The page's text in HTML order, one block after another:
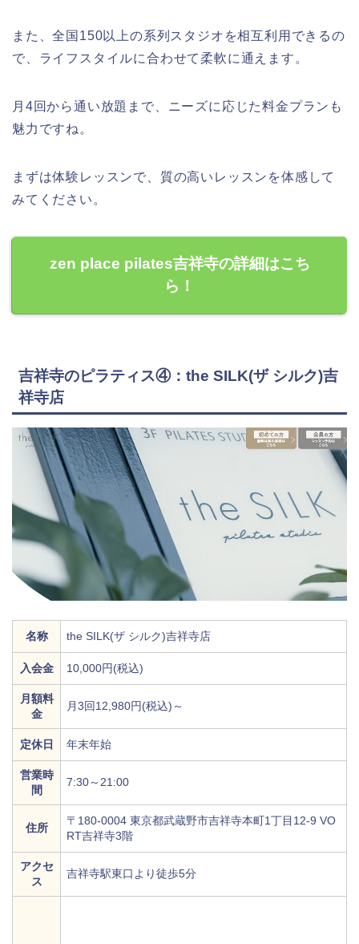
また、全国150以上の系列スタジオを相互利用できるの
で、ライフスタイルに合わせて柔軟に通えます。
月4回から通い放題まで、ニーズに応じた料金プランも
魅力ですね。
まずは体験レッスンで、質の高いレッスンを体感して
みてください。
zen place pilates吉祥寺の詳細はこち
ら！
吉祥寺のピラティス④：the SILK(ザ シルク)吉
祥寺店
名称 the SILK(ザ シルク)吉祥寺店
入会金 10,000円(税込)
月額料
金
月3回12,980円(税込)～
定休日 年末年始
営業時
間
7:30～21:00
住所
〒180-0004 東京都武蔵野市吉祥寺本町1丁目12-9 VO
RT吉祥寺3階
アクセ
ス
吉祥寺駅東口より徒歩5分